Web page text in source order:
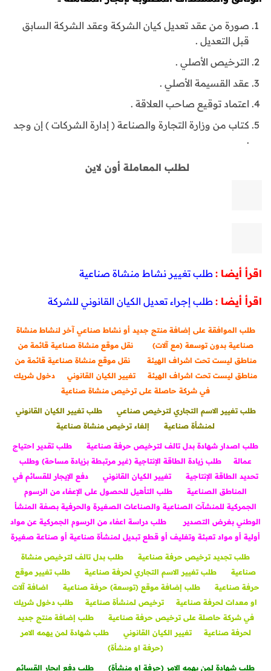
صورة من عقد تعديل كيان الشركة وعقد الشركة السابق
قبل التعديل .
الترخيص الأصلي .
عقد القسيمة الأصلي .
اعتماد توقيع صاحب العلاقة .
كتاب من وزارة التجارة والصناعة ( إدارة الشركات ) إن وجد
.
لطلب المعاملة أون لاين
اقرأ أيضا : طلب تغيير نشاط منشاة صناعية
اقرأ أيضا : طلب إجراء تعديل الكيان القانوني للشركة
طلب الموافقة على إضافة منتج جديد أو نشاط صناعي آخر لنشاط منشاة
صناعية بدون توسعة (مع آلات)
نقل موقع منشاة صناعية قائمة من
مناطق ليست تحت اشراف الهيئة
نقل موقع منشاة صناعية قائمة من
مناطق ليست تحت اشراف الهيئة
تغيير الكيان القانوني
دخول شريك
في شركة حاصلة على ترخيص منشاة صناعية
طلب تغيير الاسم التجاري لترخيص صناعي
طلب تغيير الكيان القانوني
لمنشأة صناعية
إلغاء ترخيص منشاة صناعية
طلب اصدار شهادة بدل تالف لترخيص حرفة صناعية
طلب تقدير احتياج
عمالة
طلب زيادة الطاقة الإنتاجية (غير مرتبطة بزيادة مساحة) وطلب
تحديد الطاقة الإنتاجية
تغيير الكيان القانوني
دفع الإيجار للقسائم في
المناطق الصناعية
طلب التأهيل للحصول على الإعفاء من الرسوم
الجمركية للمنشآت الصناعية والصناعات الصغيرة والحرفية بصفة المنشأ
الوطني بغرض التصدير
طلب دراسة اعفاء من الرسوم الجمركية عن مواد
أولية أو مواد تعبئة وتغليف أو قطع تبديل لمنشأة صناعية أو صناعة صغيرة
طلب تجديد ترخيص حرفة صناعية
طلب بدل تالف لترخيص منشاة
صناعية
طلب تغيير الاسم التجاري لحرفة صناعية
طلب تغيير موقع
حرفة صناعية
طلب إضافة موقع (توسعة) حرفة صناعية
اضافة آلات
او معدات لحرفة صناعية
ترخيص لمنشأة صناعية
طلب دخول شريك
في شركة حاصلة على ترخيص حرفة صناعية
طلب إضافة منتج جديد
لحرفة صناعية
تغيير الكيان القانوني
طلب شهادة لمن يهمه الامر
(حرفة او منشأة)
طلب شهادة لمن يهمه الامر (حرفة او منشأة) طلب دفع إيجار القسائم